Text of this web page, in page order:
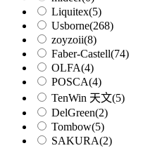
Liquitex(5)
Usborne(268)
zoyzoii(8)
Faber-Castell(74)
OLFA(4)
POSCA(4)
TenWin 天文(5)
DelGreen(2)
Tombow(5)
SAKURA(2)